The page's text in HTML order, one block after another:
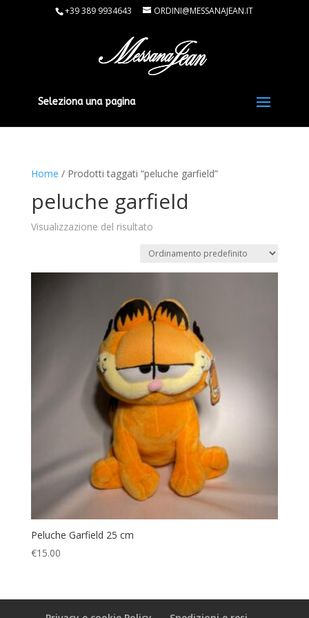
+39 389 9934643 ORDINI@MESSANAJEAN.IT
Seleziona una pagina
Home / Prodotti taggati “peluche garfield”
peluche garfield
Visualizzazione del risultato
Peluche Garfield 25 cm
€15.00